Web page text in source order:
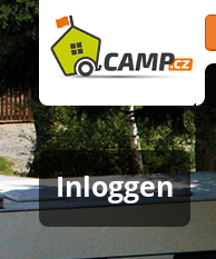
Inloggen